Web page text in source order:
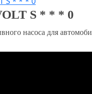
S * * * 0
насоса для